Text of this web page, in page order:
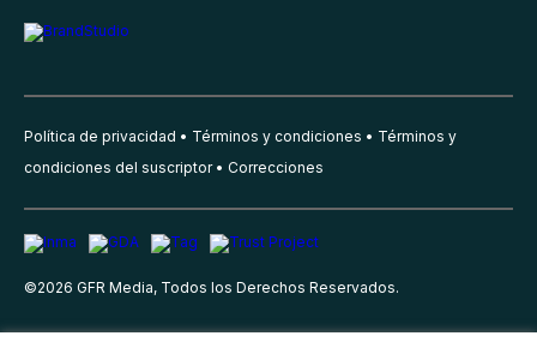
Política de privacidad Términos y condiciones
Términos y
condiciones del suscriptor
Correcciones
©2026 GFR Media, Todos los Derechos Reservados.